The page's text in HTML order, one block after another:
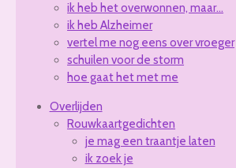
ik heb het overwonnen, maar...
ik heb Alzheimer
vertel me nog eens over vroeger
schuilen voor de storm
hoe gaat het met me
Overlijden
Rouwkaartgedichten
je mag een traantje laten
ik zoek je